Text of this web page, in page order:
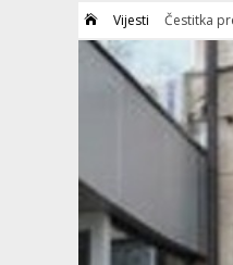
 Vijesti Čestitka